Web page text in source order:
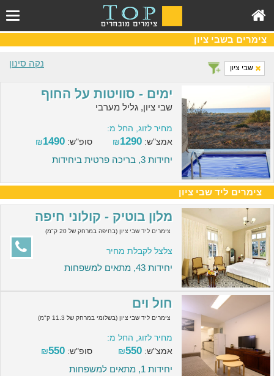
צימרים בשבי ציון
נקה סינון שבי ציון
ימים - סוויטות על החוף
שבי ציון, גליל מערבי
מחיר לזוג, החל מ:
אמצ"ש:
₪1290 סופ"ש: ₪1490
יחידות 3, בריכה פרטית ביחידות
צימרים ליד שבי ציון
מלון בוטיק - קולוני חיפה
צימרים ליד שבי ציון (בחיפה במרחק של 20 ק"מ)
צלצל לקבלת מחיר
יחידות 43, מתאים למשפחות
חול וים
צימרים ליד שבי ציון (בשלומי במרחק של 11.3 ק"מ)
מחיר לזוג, החל מ:
אמצ"ש:
₪550 סופ"ש: ₪550
יחידות 1, מתאים למשפחות